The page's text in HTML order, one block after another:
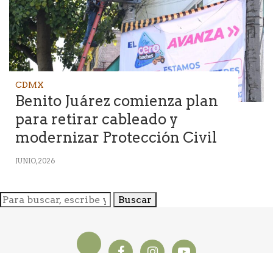
CDMX
Benito Juárez comienza plan
para retirar cableado y
modernizar Protección Civil
JUNIO, 2026
Buscar